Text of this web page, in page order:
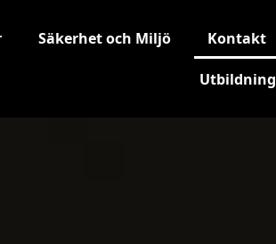
Säkerhet och Miljö Kontakt
Utbildning